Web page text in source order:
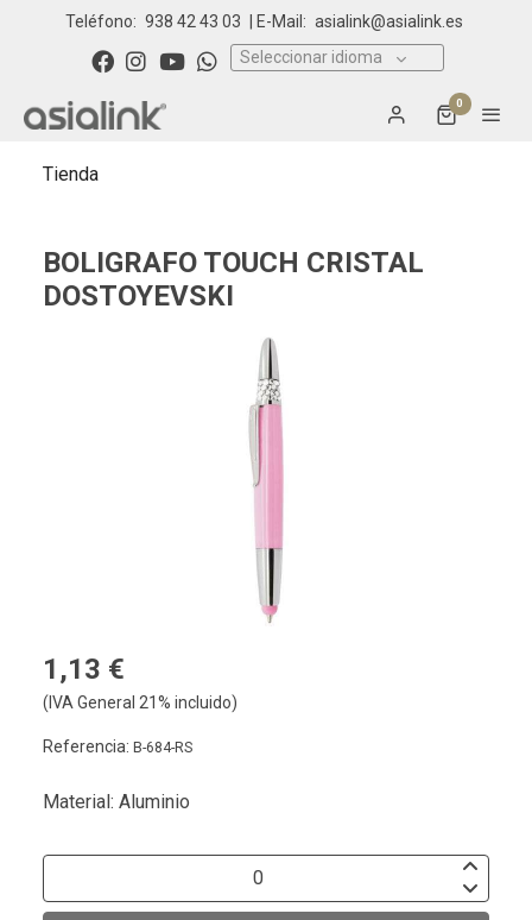
Teléfono: 938 42 43 03 | E-Mail: asialink@asialink.es
Seleccionar idioma
0
Tienda
BOLIGRAFO TOUCH CRISTAL
DOSTOYEVSKI
1,13 €
(IVA General 21% incluido)
Referencia: B-684-RS
Material: Aluminio